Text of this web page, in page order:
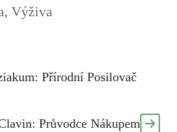
, Výživa
Přírodní Posilovač
Průvodce Nákupem